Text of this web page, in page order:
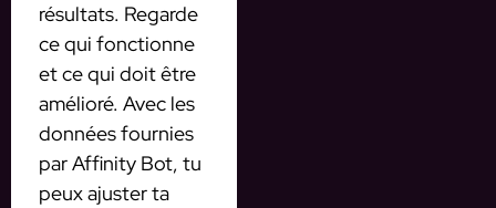
résultats. Regarde
ce qui fonctionne
et ce qui doit être
amélioré. Avec les
données fournies
par Affinity Bot, tu
peux ajuster ta